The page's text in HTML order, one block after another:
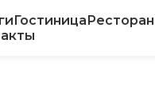
ГостиницаРесторан